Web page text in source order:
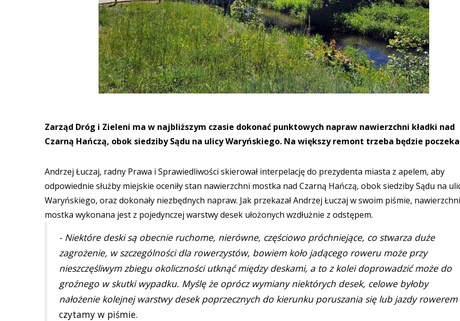
Zarząd Dróg i Zieleni ma w najbliższym czasie dokonać punktowych napraw nawierzchni kładki nad
Czarną Hańczą, obok siedziby Sądu na ulicy Waryńskiego. Na większy remont trzeba będzie
Andrzej Łuczaj, radny Prawa i Sprawiedliwości skierował interpelację do prezydenta miasta z apelem, aby
odpowiednie służby miejskie oceniły stan nawierzchni mostka nad Czarną Hańczą, obok siedziby Sądu na
Waryńskiego, oraz dokonały niezbędnych napraw. Jak przekazał Andrzej Łuczaj w swoim piśmie,
mostka wykonana jest z pojedynczej warstwy desek ułożonych wzdłużnie z odstępem.
- Niektóre deski są obecnie ruchome, nierówne, częściowo próchniejące, co stwarza duże
zagrożenie, w szczególności dla rowerzystów, bowiem koło jadącego roweru może przy
nieszczęśliwym zbiegu okoliczności utknąć między deskami, a to z kolei doprowadzić może do
groźnego w skutki wypadku. Myślę że oprócz wymiany niektórych desek, celowe byłoby
nałożenie kolejnej warstwy desek poprzecznych do kierunku poruszania się lub jazdy rowerem
czytamy w piśmie.